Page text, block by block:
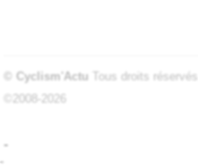
© Cyclism'Actu Tous droits réservés
©2008-2026
-
-